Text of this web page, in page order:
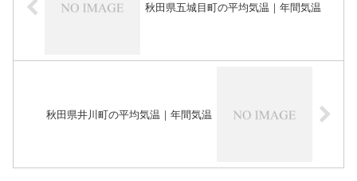
秋田県五城目町の平均気温｜年間気温
秋田県井川町の平均気温｜年間気温